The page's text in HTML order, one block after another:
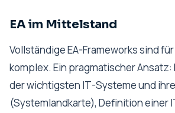
EA im Mittelstand
Vollständige EA-Frameworks sind
komplex. Ein pragmatischer
der wichtigsten IT-Systeme und
(Systemlandkarte), Definition einer